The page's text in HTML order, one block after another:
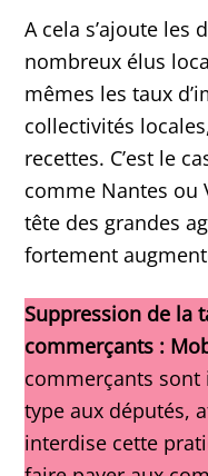
A cela s’ajoute les
nombreux élus
mêmes les taux
collectivités
recettes. C’est le
comme Nantes ou
tête des grandes
fortement
Suppression de la
commerçants :
commerçants sont
type aux députés,
interdise cette